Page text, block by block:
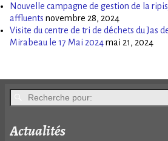
Nouvelle campagne de gestion de la
affluents novembre 28, 2024
Visite du centre de tri de déchets du Jas
Mirabeau le 17 Mai 2024mai 21, 2024
Actualités